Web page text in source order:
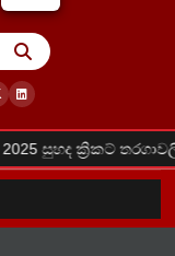
සුහද ක්‍රිකට් තරගාවලිය